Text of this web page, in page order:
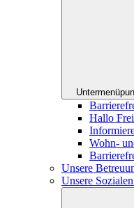
Hallo
Wohn-
Unsere
Unsere